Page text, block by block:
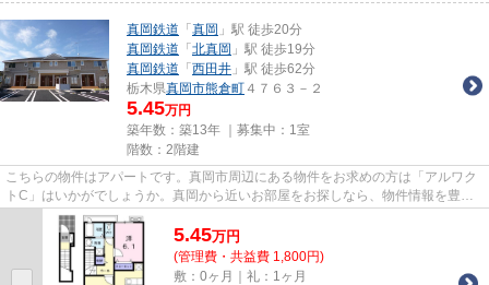
真岡鉄道 「 真岡 」駅 徒歩20分
真岡鉄道 「 北真岡 」駅 徒歩19分
真岡鉄道 「 西田井 」駅 徒歩62分
栃木県真岡市熊倉町 ４７６３－２
5.45万円
築年数：築13年 ｜募集中： 1室
階数：2階建
こちらの物件はアパートです。真岡市周辺にある物件をお求めの方は「アルワク
トC」はいかがでしょうか。真岡から近いお部屋をお探しなら、物件情報を豊富
に扱う当社にお問い合わせくだ...
5.45万円
(管理費・共益費 1,800円)
敷：0ヶ月｜礼：1ヶ月